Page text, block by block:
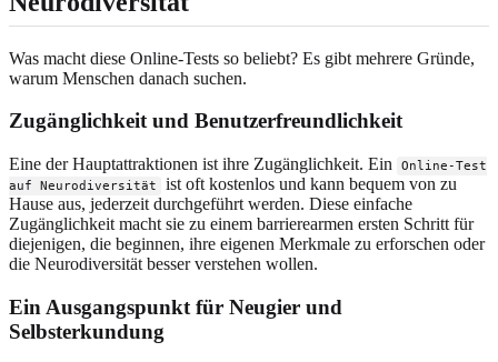
Was macht diese Online-Tests so beliebt? Es gibt mehrere Gründe,
warum Menschen danach suchen.
Zugänglichkeit und Benutzerfreundlichkeit
Eine der Hauptattraktionen ist ihre Zugänglichkeit. Ein
Online-Test
auf Neurodiversität
ist oft kostenlos und kann bequem von zu
Hause aus, jederzeit durchgeführt werden. Diese einfache
Zugänglichkeit macht sie zu einem barrierearmen ersten Schritt für
diejenigen, die beginnen, ihre eigenen Merkmale zu erforschen oder
die Neurodiversität besser verstehen wollen.
Ein Ausgangspunkt für Neugier und
Selbsterkundung